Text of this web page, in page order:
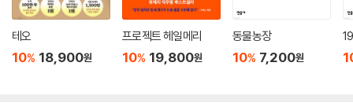
테오
10% 18,900원
프로젝트 헤일메리
10% 19,800원
동물농장
10% 7,200원